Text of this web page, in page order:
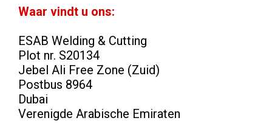
Waar vindt u ons:
ESAB Welding & Cutting
Plot nr. S20134
Jebel Ali Free Zone (Zuid)
Postbus 8964
Dubai
Verenigde Arabische Emiraten